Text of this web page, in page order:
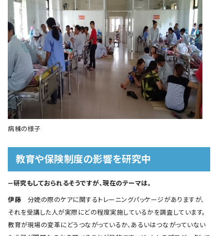
病棟の様子
教育や保険制度の影響を研究中
―研究もしておられるそうですが、現在のテーマは。
伊藤 分娩の際のケアに関するトレーニングパッケージがありますが、
それを受講した人が実際にどの程度実施しているかを調査しています。
教育が現場の変革にどうつながっているか、あるいはつながっていない